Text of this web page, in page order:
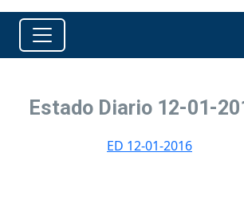
Estado Diario 12-01-
ED 12-01-2016